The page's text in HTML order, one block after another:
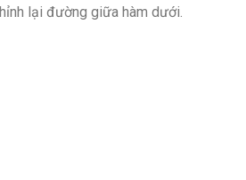
lại đường giữa hàm dưới.